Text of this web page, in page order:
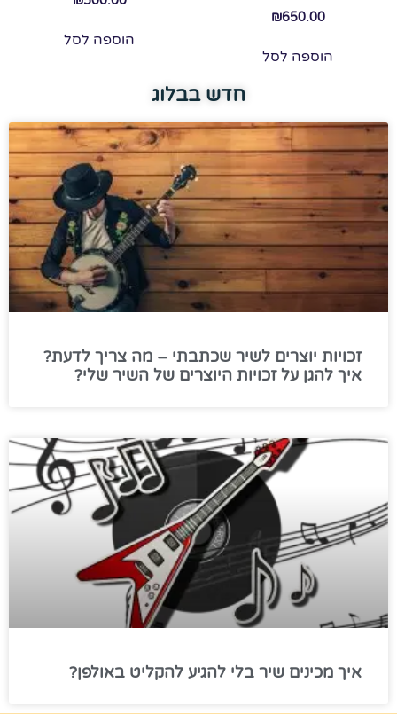
₪650.00
הוספה לסל
הוספה לסל
חדש בבלוג
זכויות יוצרים לשיר שכתבתי – מה צריך לדעת?
איך להגן על זכויות היוצרים של השיר שלי?
איך מכינים שיר בלי להגיע להקליט באולפן?